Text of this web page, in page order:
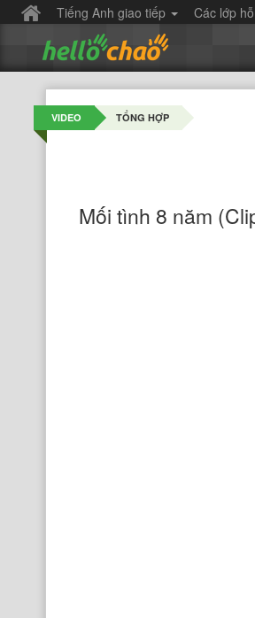
Tiếng Anh giao tiếp Các lớp
VIDEO TỔNG HỢP
Mối tình 8 năm